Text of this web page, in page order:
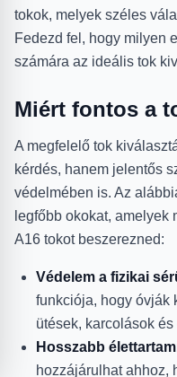
tokok, melyek széles
Fedezd fel, hogy milyen
számára az ideális tok
Miért fontos a
A megfelelő tok
kérdés, hanem jelentős
védelmében is. Az
legfőbb okokat, amelyek
A16 tokot beszerezned:
Védelem a fizikai
funkciója, hogy óvják
ütések, karcolások
Hosszabb
hozzájárulhat ahhoz,